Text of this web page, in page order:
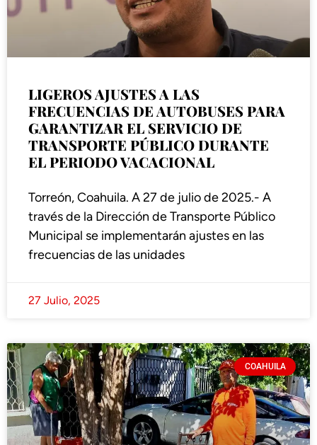
LIGEROS AJUSTES A LAS
FRECUENCIAS DE AUTOBUSES PARA
GARANTIZAR EL SERVICIO DE
TRANSPORTE PÚBLICO DURANTE
EL PERIODO VACACIONAL
Torreón, Coahuila. A 27 de julio de 2025.- A
través de la Dirección de Transporte Público
Municipal se implementarán ajustes en las
frecuencias de las unidades
27 Julio, 2025
COAHUILA